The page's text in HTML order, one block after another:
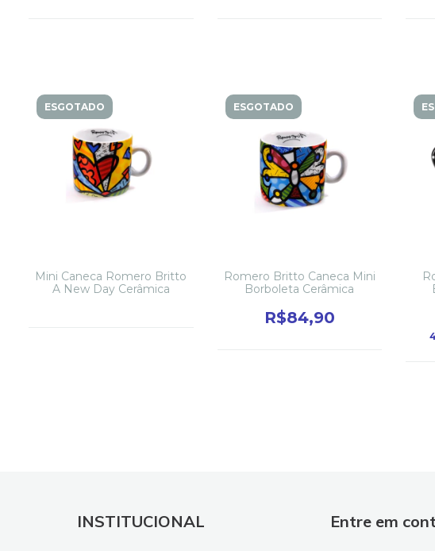
ESGOTADO
Mini Caneca Romero Britto
A New Day Cerâmica
ESGOTADO
Romero Britto Caneca Mini
Borboleta Cerâmica
R$84,90
4
INSTITUCIONAL Entre em